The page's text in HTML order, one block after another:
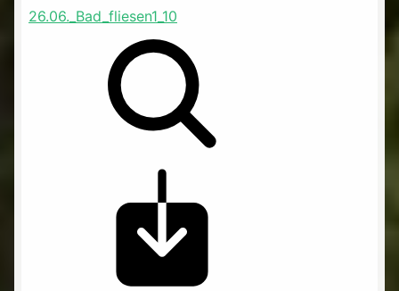
26.06._Bad_fliesen1_10